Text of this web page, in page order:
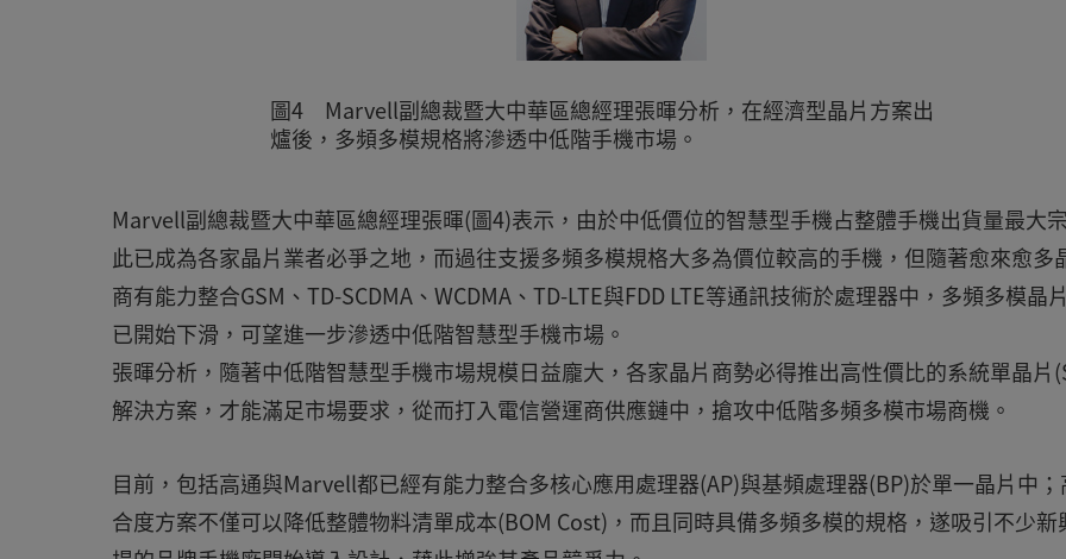
圖4 Marvell副總裁暨大中華區總經理張暉分析，在經濟型晶片方案出
爐後，多頻多模規格將滲透中低階手機市場。
Marvell副總裁暨大中華區總經理張暉(圖4)表示，由於中低價位的智慧型手機占整體手機出貨量最大
此已成為各家晶片業者必爭之地，而過往支援多頻多模規格大多為價位較高的手機，但隨著愈來愈多
商有能力整合GSM、TD-SCDMA、WCDMA、TD-LTE與FDD LTE等通訊技術於處理器中，多頻多模晶
已開始下滑，可望進一步滲透中低階智慧型手機市場。
張暉分析，隨著中低階智慧型手機市場規模日益龐大，各家晶片商勢必得推出高性價比的系統單晶片
解決方案，才能滿足市場要求，從而打入電信營運商供應鏈中，搶攻中低階多頻多模市場商機。
目前，包括高通與Marvell都已經有能力整合多核心應用處理器(AP)與基頻處理器(BP)於單一晶片中；
合度方案不僅可以降低整體物料清單成本(BOM Cost)，而且同時具備多頻多模的規格，遂吸引不少新